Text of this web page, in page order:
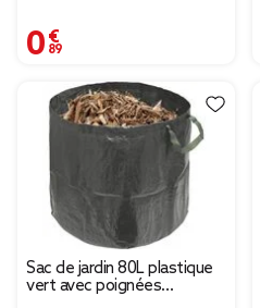
0,89 €
Sac de jardin 80L plastique
vert avec poignées